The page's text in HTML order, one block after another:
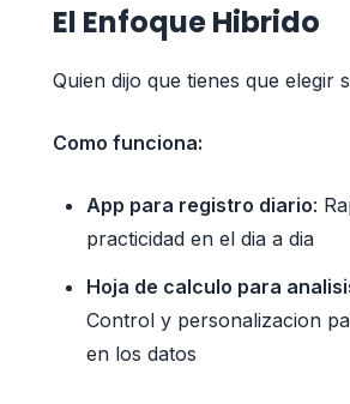
El Enfoque Hibrido
Quien dijo que tienes que elegir
Como funciona:
App para registro diario:
practicidad en el dia a dia
Hoja de calculo para
Control y personalizacion
en los datos